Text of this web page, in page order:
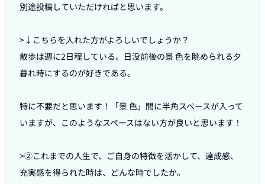
別途投稿していただければと思います。
>↓こちらを入れた方がよろしいでしょうか？
散歩は週に2日程している。日没前後の景 色を眺められる夕
暮れ時にするのが好きである。
特に不要だと思います！「景 色」間に半角スペースが入って
いますが、このようなスペースはない方が良いと思います！
>②これまでの人生で、ご自身の特徴を活かして、達成感、
充実感を得られた時は、どんな時でしたか。